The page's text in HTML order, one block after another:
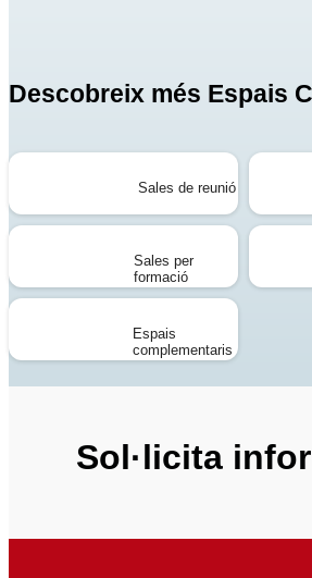
Descobreix més Espais
Sales de reunió
Sales per
formació
Espais
complementaris
Sol·licita